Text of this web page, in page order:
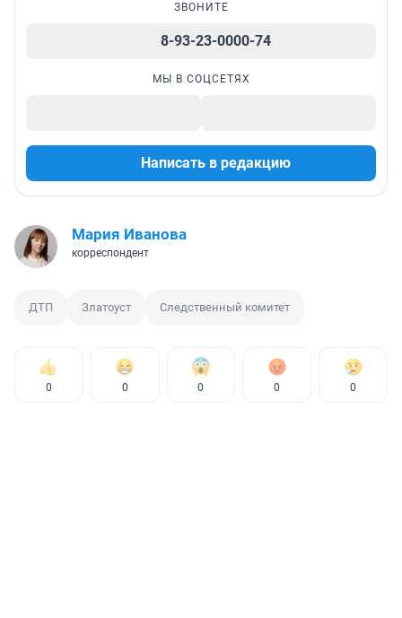
ЗВОНИТЕ
8-93-23-0000-74
МЫ В СОЦСЕТЯХ
Написать в редакцию
Мария Иванова
корреспондент
ДТП Златоуст Следственный комитет
0 0 0 0 0